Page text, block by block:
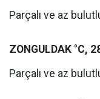
Parçalı ve az
ZONGULDAK °C,
Parçalı ve az